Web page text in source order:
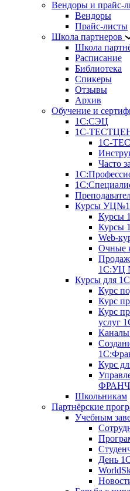
Вендоры и прайс-
Вендоры
Прайс-листы
Школа партнеров
Школа
Расписание
Библиотека
Спикеры
Отзывы
Архив
Обучение и
1С:СЭЦ
1С-
1С-
Часто
Курсы
Курсы
Курсы
Web-
Очные
1С:УЦ
Курсы для
Курс
Курс
Курс
услуг
Каналы
Курс
Школьникам
Партнёрские
Учебным
День